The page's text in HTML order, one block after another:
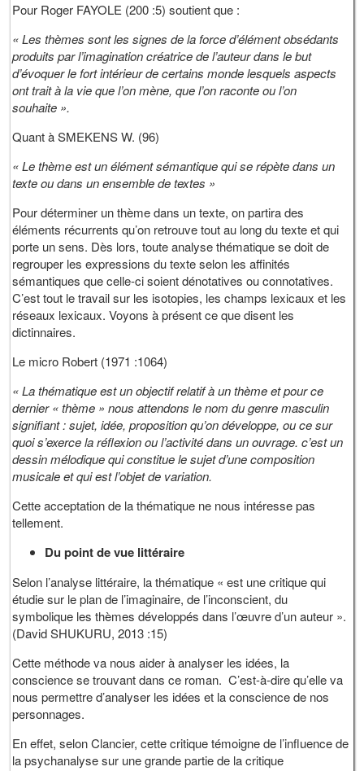
Pour Roger FAYOLE (200 :5) soutient que :
« Les thèmes sont les signes de la force d’élément obsédants
produits par l’imagination créatrice de l’auteur dans le but
d’évoquer le fort intérieur de certains monde lesquels aspects
ont trait à la vie que l’on mène, que l’on raconte ou l’on
souhaite ».
Quant à SMEKENS W. (96)
« Le thème est un élément sémantique qui se répète dans un
texte ou dans un ensemble de textes »
Pour déterminer un thème dans un texte, on partira des
éléments récurrents qu’on retrouve tout au long du texte et qui
porte un sens. Dès lors, toute analyse thématique se doit de
regrouper les expressions du texte selon les affinités
sémantiques que celle-ci soient dénotatives ou connotatives.
C’est tout le travail sur les isotopies, les champs lexicaux et les
réseaux lexicaux. Voyons à présent ce que disent les
dictinnaires.
Le micro Robert (1971 :1064)
« La thématique est un objectif relatif à un thème et pour ce
dernier « thème » nous attendons le nom du genre masculin
signifiant : sujet, idée, proposition qu’on développe, ou ce sur
quoi s’exerce la réflexion ou l’activité dans un ouvrage. c’est un
dessin mélodique qui constitue le sujet d’une composition
musicale et qui est l’objet de variation.
Cette acceptation de la thématique ne nous intéresse pas
tellement.
Du point de vue littéraire
Selon l’analyse littéraire, la thématique « est une critique qui
étudie sur le plan de l’imaginaire, de l’inconscient, du
symbolique les thèmes développés dans l’œuvre d’un auteur ».
(David SHUKURU, 2013 :15)
Cette méthode va nous aider à analyser les idées, la
conscience se trouvant dans ce roman. C’est-à-dire qu’elle va
nous permettre d’analyser les idées et la conscience de nos
personnages.
En effet, selon Clancier, cette critique témoigne de l’influence de
la psychanalyse sur une grande partie de la critique